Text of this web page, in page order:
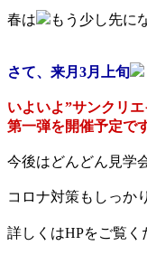
春は もう少し先に
さて、来月3月上旬
いよいよ”サンクリ
第一弾を開催予定で
今後はどんどん見学
コロナ対策もしっか
詳しくはHPをご覧く